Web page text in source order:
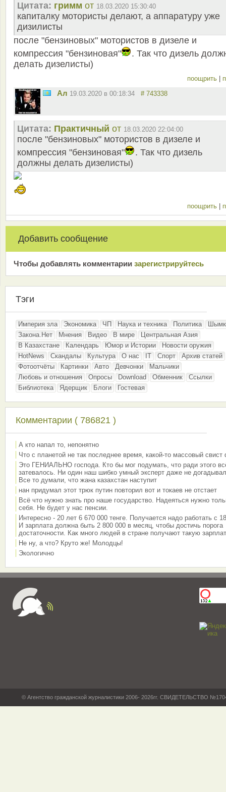
Цитата: гримм от 18.03.2020 15:30:40
капиталку мотористы делают, а аппаратуру уже
дизилисты
после "бензиновых" мотористов в дизеле и
компрессия "бензиновая"
. Так что дизель
делать дизелисты)
поощрить
Ал 19.03.2020 в 00:18:34 # 743338
Цитата: Практичный от 18.03.2020 22:04:00
после "бензиновых" мотористов в дизеле и
компрессия "бензиновая"
. Так что дизель
должны делать дизелисты)
поощрить
Добавить сообщение
Чтобы добавлять комментарии зарeгиcтрирyйтeсь
Тэги
Империя зла Экономика ЧП Наука и техника Политика
Закона.Нет
Мнения Видео В мире
Центральная Азия
В Казахстане
Календарь Юмор и Истории
Новости оружия
HotNews
Скандалы Культура О нас IT Спорт
Архив статей
Фотоотчёты
Картинки Авто Девчонки
Мальчики
Любовь и отношения
Опросы Download Обменник
Ссылки
Библиотека
Ядерщик Блоги Гостевая
Комментарии ( 786821 )
А кто напал то, непонятно
Что с планетой не так последнее время, какой-то массовый свист
Это ГЕНИАЛЬНО господа. Кто бы мог подумать, что ради этого
затевалось. Ни один наш шибко умный эксперт даже не
Все то думали, что жана казахстан наступит
нан придумал этот трюк путин повторил вот и токаев не отстает
Всё что нужно знать про наше государство. Надеяться нужно
себя. Не будет у нас пенсии.
Интересно - 20 лет 6 670 000 тенге. Получается надо работать с
И зарплата должна быть 2 800 000 в месяц, чтобы достичь порога
достаточности. Как много людей в стране получают такую
Не ну, а что? Круто же! Молодцы!
Экологично
© Агентство гражданской журналистики 2006- 2026гг. СВИДЕТЕЛЬСТВО